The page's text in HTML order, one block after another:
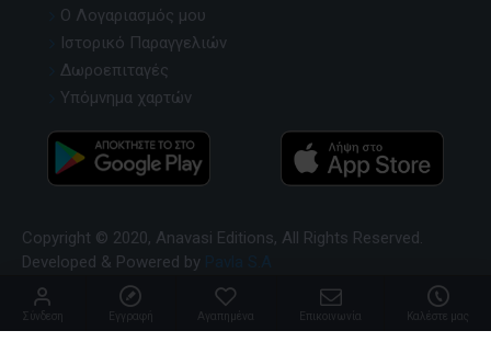
Ο Λογαριασμός μου
Ιστορικό Παραγγελιών
Δωροεπιταγές
Υπόμνημα χαρτών
Copyright © 2020, Anavasi Editions, All Rights Reserved.
Developed & Powered by
Σύνδεση Εγγραφή Αγαπημένα Επικοινωνία Καλέστε μας